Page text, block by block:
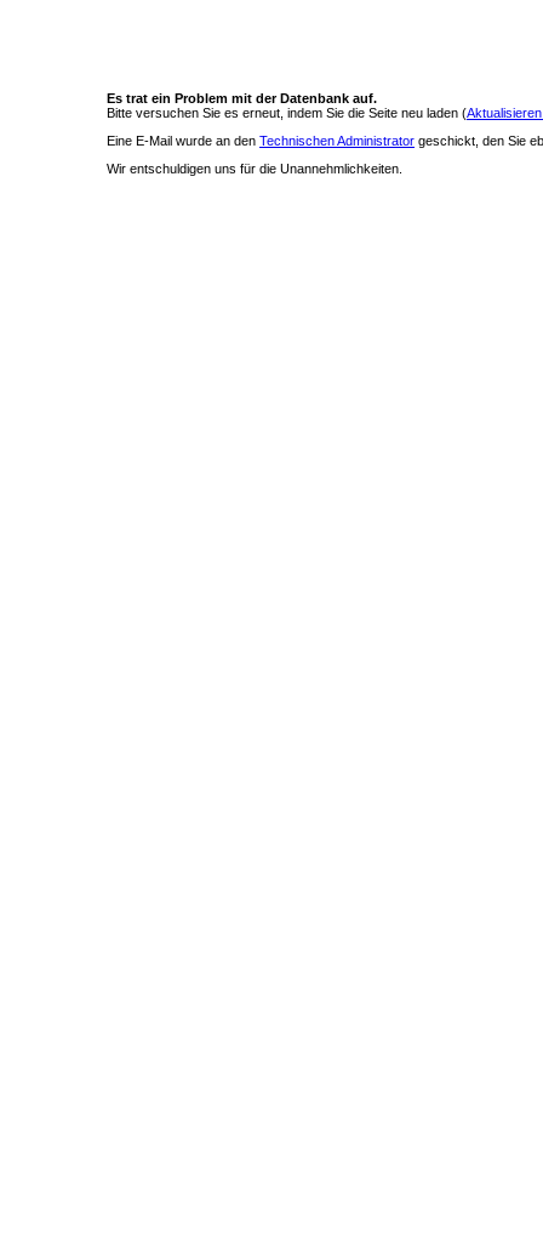
Es trat ein Problem mit der Datenbank auf.
Bitte versuchen Sie es erneut, indem Sie die Seite neu laden (
Eine E-Mail wurde an den Technischen Administrator geschickt, den Sie
Wir entschuldigen uns für die Unannehmlichkeiten.